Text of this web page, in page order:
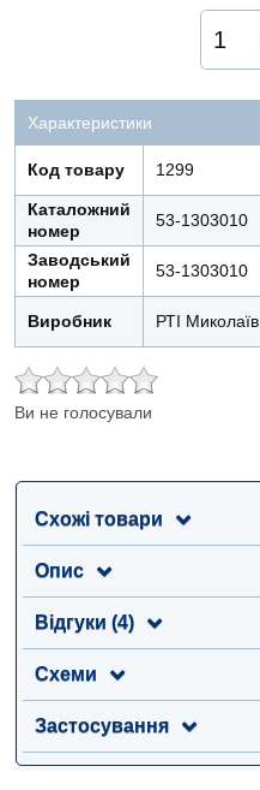
1
Характеристики
Код товару 1299
Каталожний
номер
53-1303010
Заводський
номер
53-1303010
Виробник РТІ Миколаїв
Ви не голосували
Схожі товари
Опис
Відгуки (4)
Схеми
Застосування